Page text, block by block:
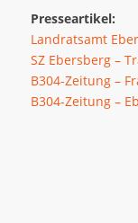
Presseartikel:
Landratsamt
SZ Ebersberg –
B304-Zeitung –
B304-Zeitung –